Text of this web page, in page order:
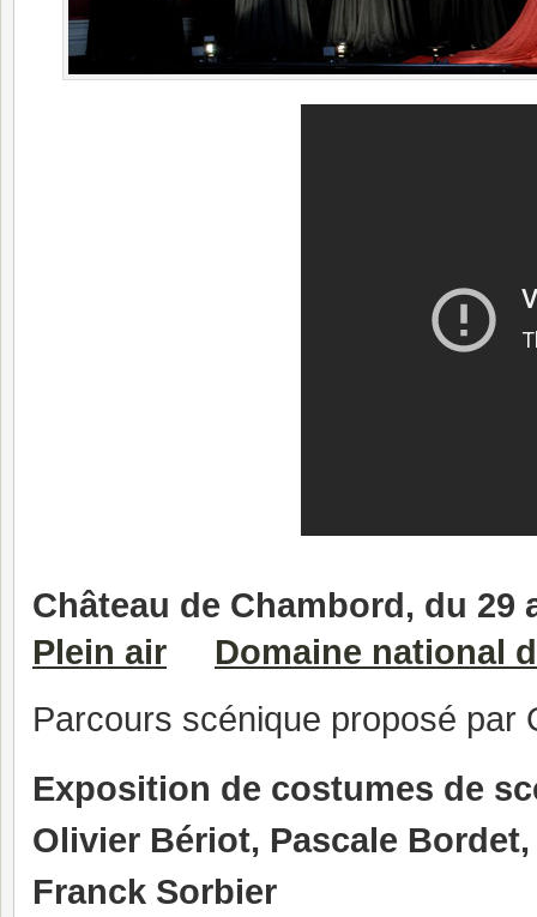
Château de Chambord, du 29
Plein air
Domaine national
Parcours scénique proposé par
Exposition de costumes de
Olivier Bériot, Pascale
Franck Sorbier